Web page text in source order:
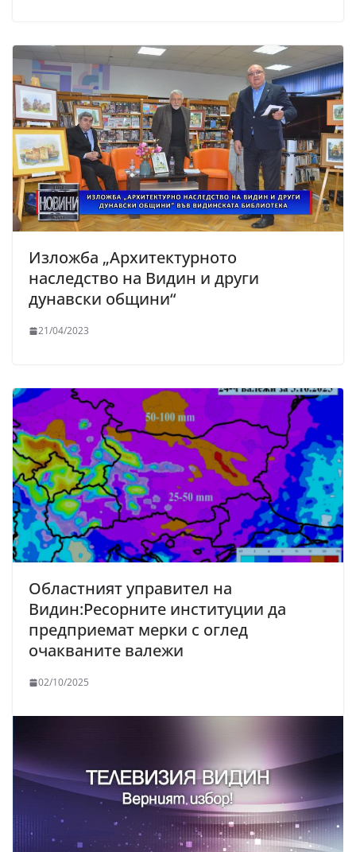
Изложба „Архитектурното
наследство на Видин и други
дунавски общини“
21/04/2023
Областният управител на
Видин:Ресорните институции да
предприемат мерки с оглед
очакваните валежи
02/10/2025